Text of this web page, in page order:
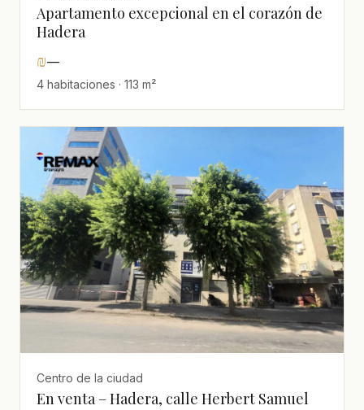
Apartamento excepcional en el corazón de
Hadera
₪—
4 habitaciones · 113 m²
Centro de la ciudad
En venta – Hadera, calle Herbert Samuel